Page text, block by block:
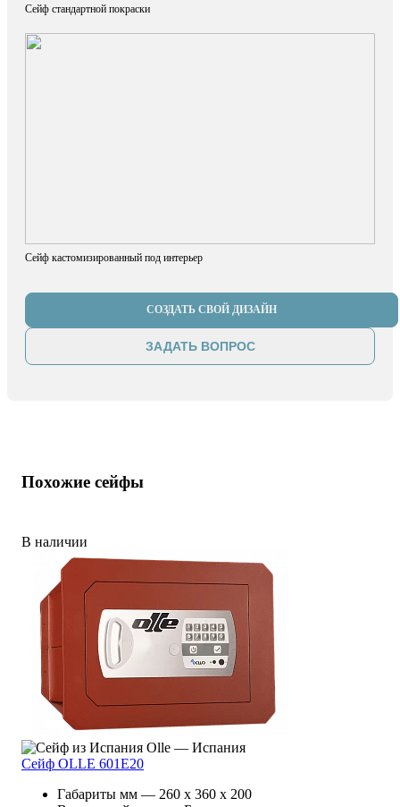
Сейф стандартной покраски
Сейф кастомизированный под интерьер
СОЗДАТЬ СВОЙ ДИЗАЙН
ЗАДАТЬ ВОПРОС
Похожие сейфы
В наличии
Olle — Испания
Сейф OLLE 601E20
Габариты мм — 260 x 360 x 200